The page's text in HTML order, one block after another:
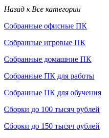
Назад к Все категории
Собранные офисные ПК
Собранные игровые ПК
Собранные домашние ПК
Собранные ПК для работы
Собранные ПК для обучения
Сборки до 100 тысяч рублей
Сборки до 150 тысяч рублей